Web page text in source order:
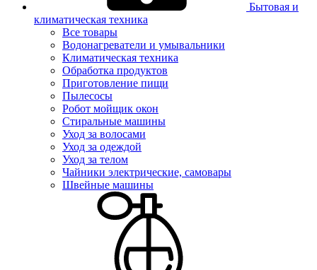
Бытовая и
климатическая техника
Все товары
Водонагреватели и умывальники
Климатическая техника
Обработка продуктов
Приготовление пищи
Пылесосы
Робот мойщик окон
Стиральные машины
Уход за волосами
Уход за одеждой
Уход за телом
Чайники электрические, самовары
Швейные машины